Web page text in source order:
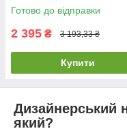
Готово до відправки
2 395 ₴ 3 193,33 ₴
Купити
Дизайнерський
який?